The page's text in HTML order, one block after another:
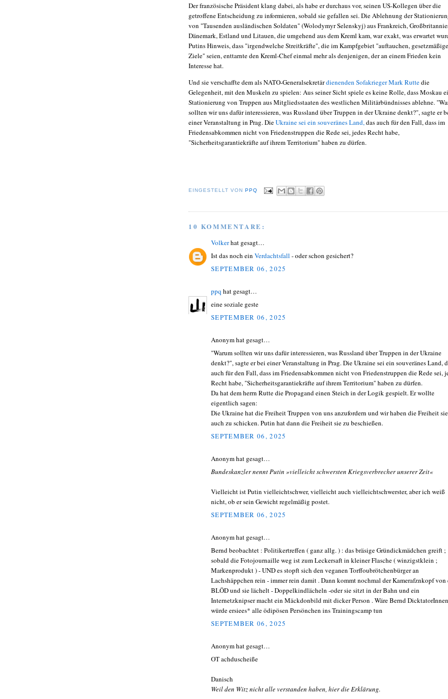
Der französische Präsident klang dabei, als habe er durchaus vor, seinen US-Kollegen über die
getroffene Entscheidung zu informieren, sobald sie gefallen sei. Die Ablehnung der
von "Tausenden ausländischen Soldaten" (Wolodymyr Selenskyj) aus Frankreich,
Dänemark, Estland und Litauen, die umgehend aus dem Kreml kam, war exakt, was erwartet
Putins Hinweis, dass "irgendwelche Streitkräfte", die im Kampfgebiet "auftauchen, gesetzmäßige
Ziele" seien, enttarnte den Kreml-Chef einmal mehr als denjenigen, der an einem Frieden kein
Interesse hat.
Und sie verschaffte dem als NATO-Generalsekretärdienenden Sofakrieger Mark Ruttedie
Gelegenheit, mit den Muskeln zu spielen: Aus seiner Sicht spiele es keine Rolle, dass Moskau
Stationierung von Truppen aus Mitgliedsstaaten des westlichen Militärbündnisses ablehne.
sollten wir uns dafür interessieren, was Russland über Truppen in der Ukraine denkt?", sagte er
einer Veranstaltung in Prag. DieUkraine sei ein souveränes Land, das auch für den Fall, dass im
Friedensabkommen nicht von Friedenstruppen die Rede sei, jedes Recht habe,
"Sicherheitsgarantiekräfte auf ihrem Territorium" haben zu dürfen.
EINGESTELLT VON PPQ
10 KOMMENTARE:
Volkerhat gesagt…
Ist das noch ein Verdachtsfall - oder schon gesichert?
SEPTEMBER 06, 2025
ppq hat gesagt…
eine soziale geste
SEPTEMBER 06, 2025
Anonym hat gesagt…
"Warum sollten wir uns dafür interessieren, was Russland über Truppen in der Ukraine
denkt?", sagte er bei einer Veranstaltung in Prag. Die Ukraine sei ein souveränes Land,
auch für den Fall, dass im Friedensabkommen nicht von Friedenstruppen die Rede sei,
Recht habe, "Sicherheitsgarantiekräfte auf ihrem Territorium" haben zu dürfen.
Da hat dem herrn Rutte die Propagand einen Steich in der Logik gespielt. Er wollte
eigentlich sagen:
Die Ukraine hat die Freiheit Truppen von uns anzufordern und wir haben die Freiheit sie
auch zu schicken. Putin hat dann die Freiheit sie zu beschießen.
SEPTEMBER 06, 2025
Anonym hat gesagt…
Bundeskanzler nennt Putin »vielleicht schwersten Kriegsverbrecher unserer Zeit«
Vielleicht ist Putin vielleichtschwer, vielleicht auch vielleichtschwerster, aber ich weiß
nicht, ob er sein Gewicht regelmäßig postet.
SEPTEMBER 06, 2025
Anonym hat gesagt…
Bernd beobachtet : Politikertreffen ( ganz allg. ) : das bräsige Gründickmädchen greift ;
sobald die Fotojournaille weg ist zum Leckersaft in kleiner Flasche ( winzigstklein ;
Markenprodukt ) - UND es stopft sich den veganen Torffoubrötchenbürger an
Lachshäppchen rein - immer rein damit . Dann kommt nochmal der Kamerafznkopf von
BLÖD und sie lächelt - Doppelkindlächeln -oder sie sitzt in der Bahn und ein
Internetzknipser macht ein Mäckdonbild mit dicker Person . Wäre Bernd DicktatorInnen
würde ersiees* alle ödipösen Persönchen ins Trainingscamp tun
SEPTEMBER 06, 2025
Anonym hat gesagt…
OT achduscheiße
Danisch
Weil den Witz nicht alle verstanden haben, hier die Erklärung.